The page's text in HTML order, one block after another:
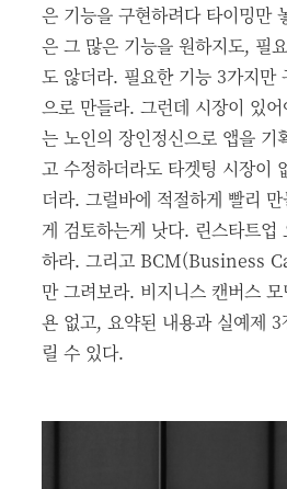
은 기능을 구현하려다 타이밍만
은 그 많은 기능을 원하지도, 필
도 않더라. 필요한 기능 3가지만
으로 만들라. 그런데 시장이 있
는 노인의 장인정신으로 앱을 기
고 수정하더라도 타겟팅 시장이
더라. 그럴바에 적절하게 빨리
게 검토하는게 낫다. 린스타트업
하라. 그리고 BCM(Business
만 그려보라. 비지니스 캔버스
욘 없고, 요약된 내용과 실예제
릴 수 있다.